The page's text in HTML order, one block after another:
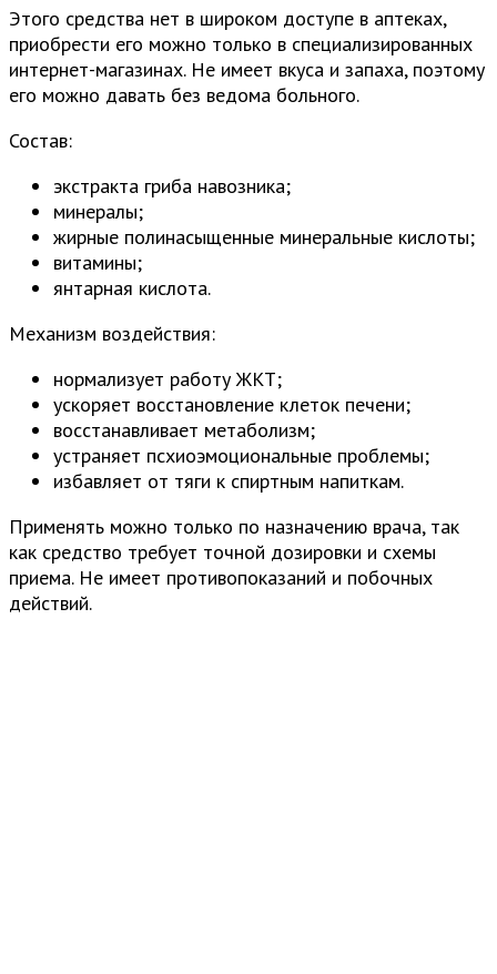
Этого средства нет в широком доступе в аптеках,
приобрести его можно только в специализированных
интернет-магазинах. Не имеет вкуса и запаха, поэтому
его можно давать без ведома больного.
Состав:
экстракта гриба навозника;
минералы;
жирные полинасыщенные минеральные кислоты;
витамины;
янтарная кислота.
Механизм воздействия:
нормализует работу ЖКТ;
ускоряет восстановление клеток печени;
восстанавливает метаболизм;
устраняет псхиоэмоциональные проблемы;
избавляет от тяги к спиртным напиткам.
Применять можно только по назначению врача, так
как средство требует точной дозировки и схемы
приема. Не имеет противопоказаний и побочных
действий.